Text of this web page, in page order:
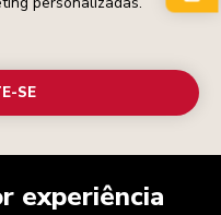
SE
experiência